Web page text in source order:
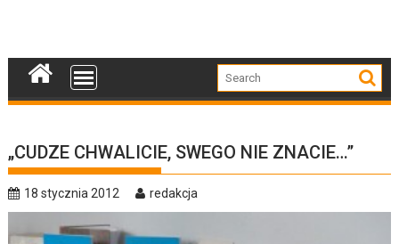
„CUDZE CHWALICIE, SWEGO NIE ZNACIE…”
18 stycznia 2012 redakcja